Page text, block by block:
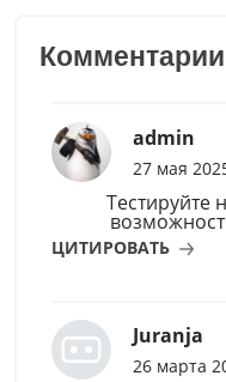
Комментарии
admin
27 мая
Тестируйте
ЦИТИРОВАТЬ
Juranja
26 марта